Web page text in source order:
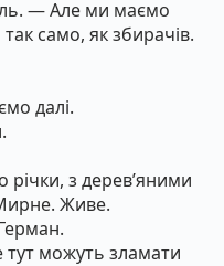
— Але ми маємо
само, як збирачів.
далі.
річки, з дерев’яними
Живе.
можуть зламати